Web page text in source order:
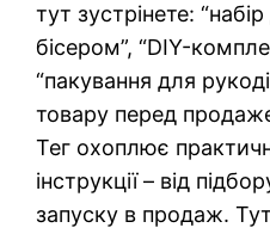
тут зустрінете:
бісером”, “DIY-
“пакування для
товару перед
Тег охоплює
інструкції – від
запуску в продаж.